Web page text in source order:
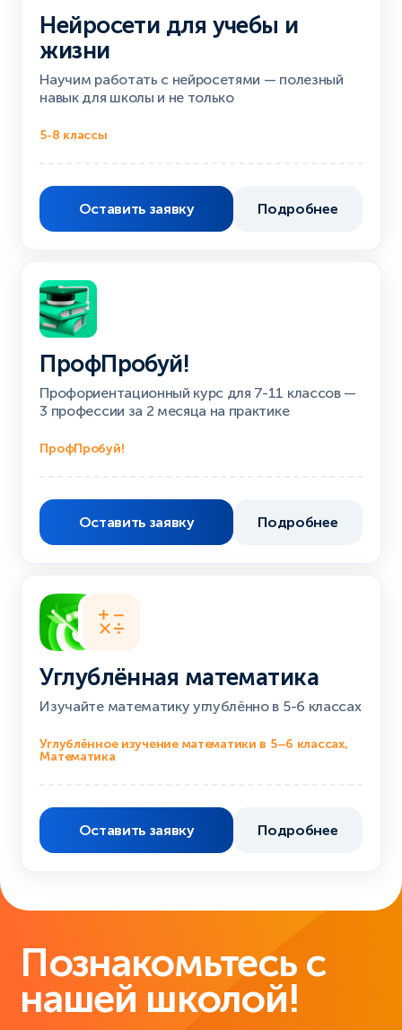
Нейросети для учебы и
жизни
Научим работать с нейросетями — полезный
навык для школы и не только
5-8 классы
Оставить заявку Подробнее
ПрофПробуй!
Профориентационный курс для 7-11 классов —
3 профессии за 2 месяца на практике
ПрофПробуй!
Оставить заявку Подробнее
Углублённая математика
Изучайте математику углублённо в 5-6 классах
Углублённое изучение математики в 5–6 классах,
Математика
Оставить заявку Подробнее
Познакомьтесь с
нашей школой!